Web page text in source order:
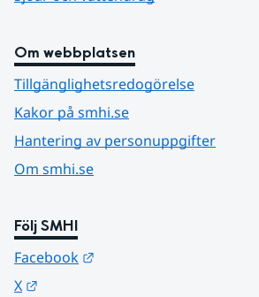
Om webbplatsen
Tillgänglighetsredogörelse
Kakor på smhi.se
Hantering av personuppgifter
Om smhi.se
Följ SMHI
Facebook
X